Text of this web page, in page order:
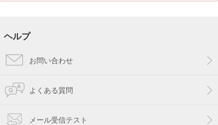
ヘルプ
お問い合わせ
よくある質問
メール受信テスト